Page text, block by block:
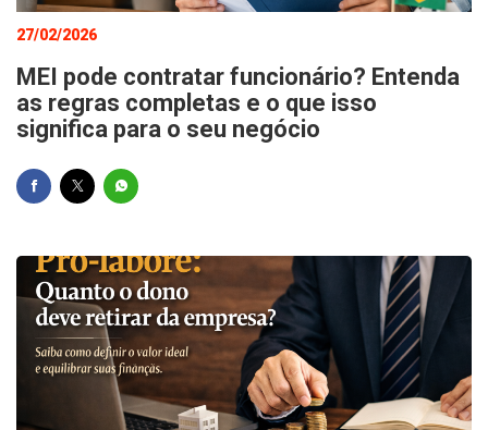
27/02/2026
MEI pode contratar funcionário? Entenda
as regras completas e o que isso
significa para o seu negócio